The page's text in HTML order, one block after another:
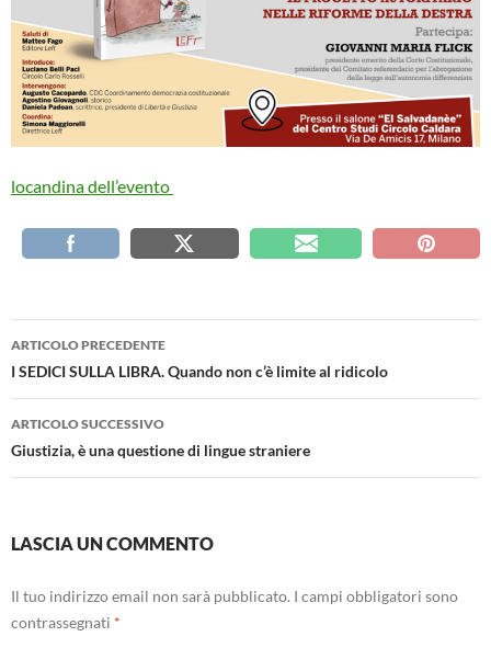
locandina dell’evento
Navigazione
articolo
ARTICOLO PRECEDENTE
I SEDICI SULLA LIBRA. Quando non c’è limite al ridicolo
ARTICOLO SUCCESSIVO
Giustizia, è una questione di lingue straniere
LASCIA UN COMMENTO
Il tuo indirizzo email non sarà pubblicato. I campi obbligatori sono
contrassegnati *